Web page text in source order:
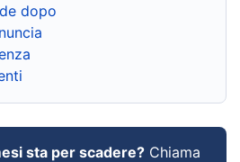
dopo
sta per scadere? Chiama